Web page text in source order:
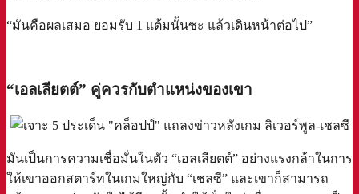
“มันคือผลเสมอ ยอมรับ 1 แต้มนั้นซะ แล้วเดินหน้าต่อไป”
“เอลเลียตต์” คู่ควรกับตำแหน่งของเขา
มันเป็นการความเชื่อมั่นในตัว “เอลเลียตต์” อย่างแรงกล้าในการ
ให้เขาออกสตาร์ทในเกมใหญ่กับ “เชลซี” และเขาก็สามารถ